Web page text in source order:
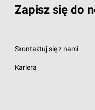
Zapisz się do
Skontaktuj się z nami
Kariera